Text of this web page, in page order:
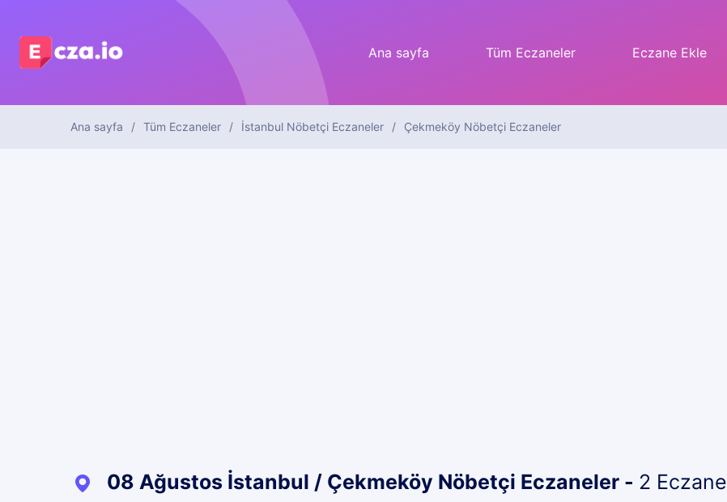
Ana sayfa Tüm Eczaneler Eczane Ekle
Ana sayfa Tüm Eczaneler İstanbul Nöbetçi Eczaneler Çekmeköy Nöbetçi Eczaneler
08 Ağustos İstanbul / Çekmeköy Nöbetçi Eczaneler - 2 Eczane